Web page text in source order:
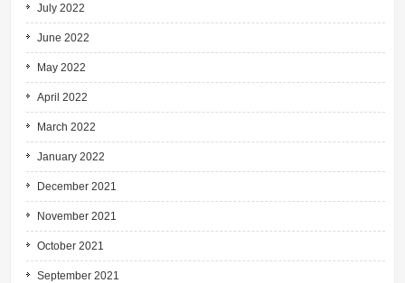
July 2022
June 2022
May 2022
April 2022
March 2022
January 2022
December 2021
November 2021
October 2021
September 2021